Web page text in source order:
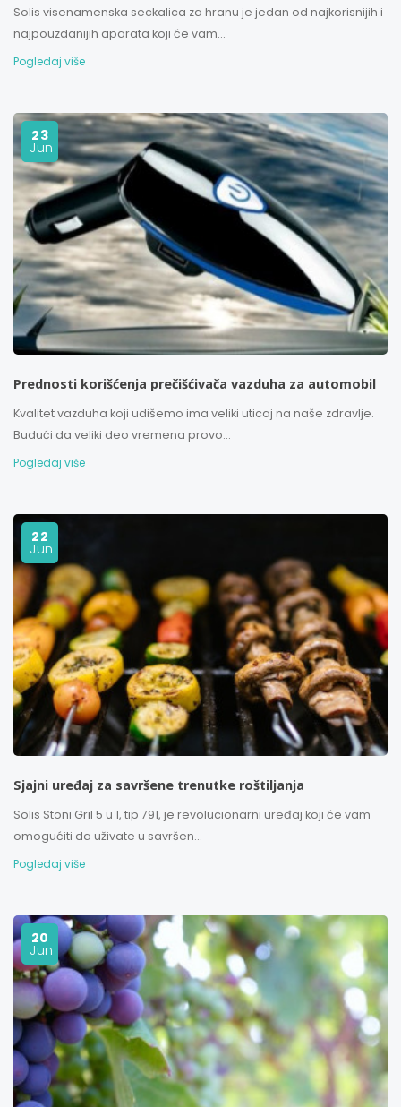
Solis visenamenska seckalica za hranu je jedan od najkorisnijih i
najpouzdanijih aparata koji će vam...
Pogledaj više
23
Jun
Prednosti korišćenja prečišćivača vazduha za automobil
Kvalitet vazduha koji udišemo ima veliki uticaj na naše zdravlje.
Budući da veliki deo vremena provo...
Pogledaj više
22
Jun
Sjajni uređaj za savršene trenutke roštiljanja
Solis Stoni Gril 5 u 1, tip 791, je revolucionarni uređaj koji će vam
omogućiti da uživate u savršen...
Pogledaj više
20
Jun